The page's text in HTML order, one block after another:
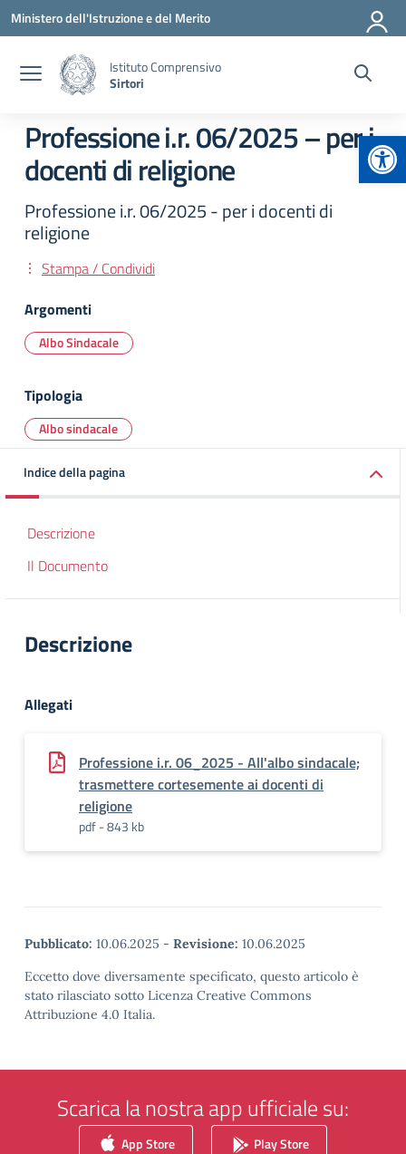
Vai ai contenuti
Vai al menu di navigazione
Vai al footer
Ministero dell'Istruzione e del Merito
Istituto Comprensivo
Sirtori
Professione i.r. 06/2025 – per i
docenti di religione
Professione i.r. 06/2025 - per i docenti di
religione
Stampa / Condividi
Argomenti
Albo Sindacale
Tipologia
Albo sindacale
Indice della pagina
Descrizione
Il Documento
Descrizione
Allegati
Professione i.r. 06_2025 - All'albo sindacale;
trasmettere cortesemente ai docenti di
religione
pdf - 843 kb
Pubblicato: 10.06.2025 - Revisione: 10.06.2025
Eccetto dove diversamente specificato, questo articolo è
stato rilasciato sotto Licenza Creative Commons
Attribuzione 4.0 Italia.
Scarica la nostra app ufficiale su:
App Store Play Store